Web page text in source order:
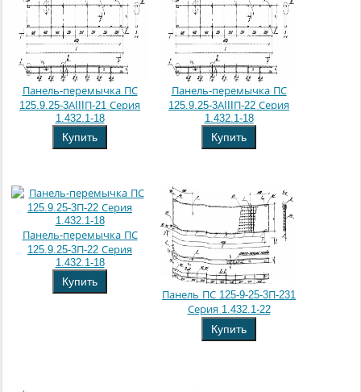
Панель-перемычка ПС
125.9.25-3АIIIП-21 Серия
1.432.1-18
Купить
Панель-перемычка ПС
125.9.25-3АIIIП-22 Серия
1.432.1-18
Купить
Панель-перемычка ПС
125.9.25-3П-22 Серия
1.432.1-18
Купить
Панель ПС 125-9-25-3П-231
Серия 1.432.1-22
Купить